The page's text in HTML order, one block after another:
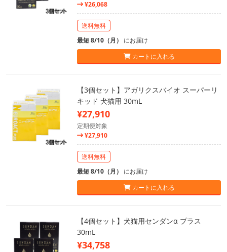
¥26,068
送料無料
最短 8/10（月） にお届け
カートに入れる
【3個セット】アガリクスバイオ スーパーリ
キッド 犬猫用 30mL
¥27,910
定期便対象
¥27,910
送料無料
最短 8/10（月） にお届け
カートに入れる
【4個セット】犬猫用センダンα プラス
30mL
¥34,758